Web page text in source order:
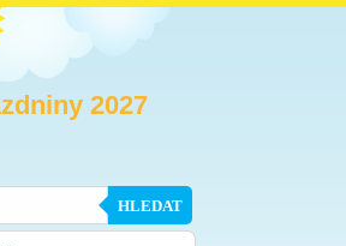
2027
HLEDAT